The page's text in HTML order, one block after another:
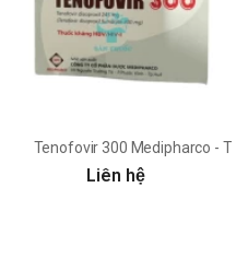
đẹp, móng tóc khỏe
Tenofovir 300 Medipharco -
Liên hệ